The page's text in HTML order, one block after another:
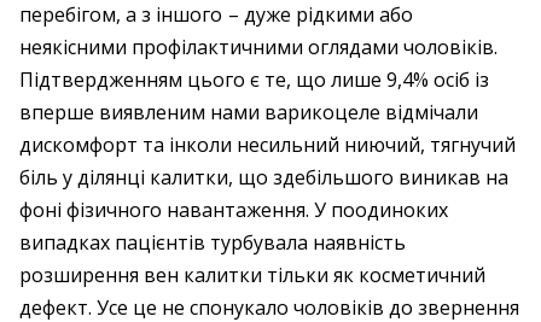
перебігом, а з іншого – дуже рідкими або
неякісними профілактичними оглядами чоловіків.
Підтвердженням цього є те, що лише 9,4% осіб із
вперше виявленим нами варикоцеле відмічали
дискомфорт та інколи несильний ниючий, тягнучий
біль у ділянці калитки, що здебільшого виникав на
фоні фізичного навантаження. У по­одиноких
випадках пацієнтів турбувала наявність
розширення вен калитки тільки як косметичний
дефект. Усе це не спонукало чоловіків до звернення